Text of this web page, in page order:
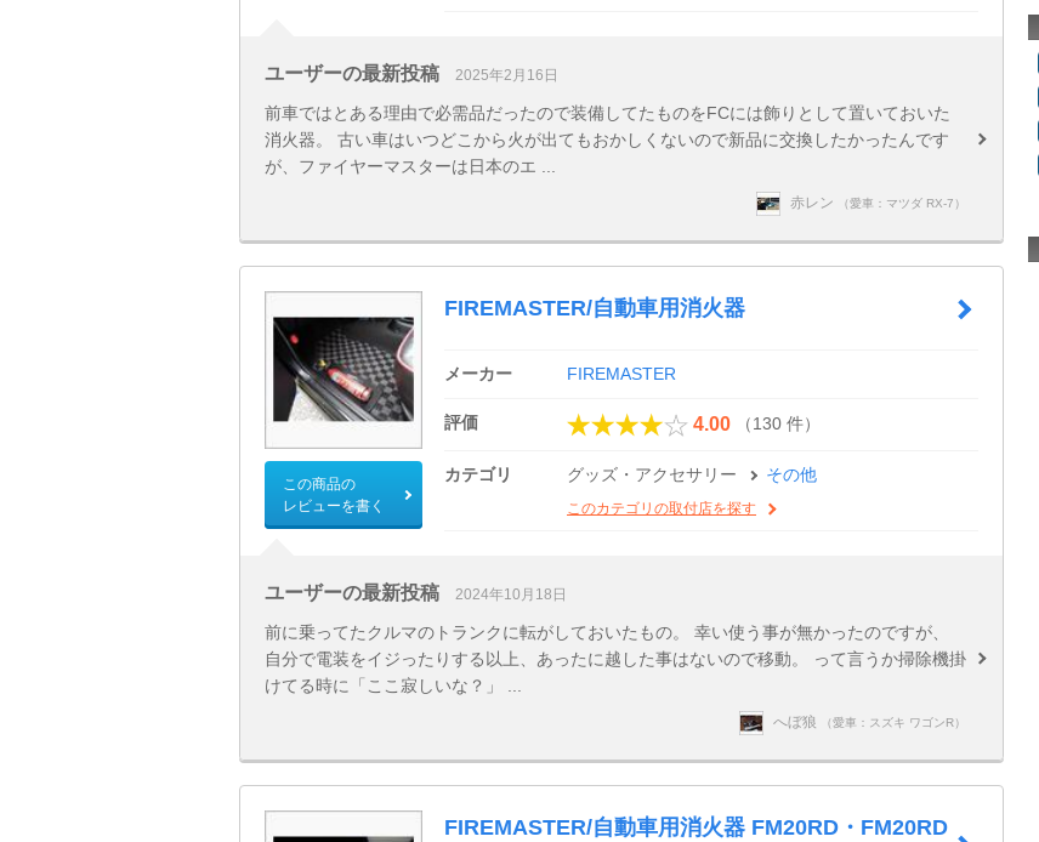
ユーザーの最新投稿 2025年2月16日
前車ではとある理由で必需品だったので装備してたものをFCには飾りとして置いておいた
消火器。 古い車はいつどこから火が出てもおかしくないので新品に交換したかったんです
が、ファイヤーマスターは日本のエ ...
赤レン （愛車：マツダ RX-7）
この商品の
レビューを書く
FIREMASTER/自動車用消火器
メーカー FIREMASTER
評価 4.00 （130 件）
カテゴリ グッズ・アクセサリー その他
このカテゴリの取付店を探す
ユーザーの最新投稿 2024年10月18日
前に乗ってたクルマのトランクに転がしておいたもの。 幸い使う事が無かったのですが、
自分で電装をイジったりする以上、あったに越した事はないので移動。 って言うか掃除機掛
けてる時に「ここ寂しいな？」 ...
へぼ狼 （愛車：スズキ ワゴンR）
FIREMASTER/自動車用消火器 FM20RD・FM20RD